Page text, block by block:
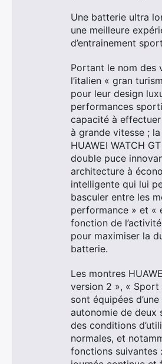
Une batterie ultra
une meilleure
d’entrainement
Portant le nom des
l’italien « gran
pour leur design
performances
capacité à
à grande vitesse ;
HUAWEI WATCH
double puce
architecture à
intelligente qui lui
basculer entre les
performance » et «
fonction de
pour maximiser la
batterie.
Les montres
version 2 », « Sport
sont équipées
autonomie de deux
des conditions
normales, et
fonctions suivantes